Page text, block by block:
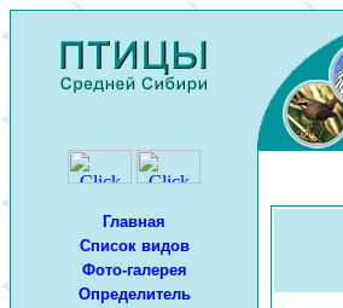
Главная
Список видов
Фото-галерея
Определитель